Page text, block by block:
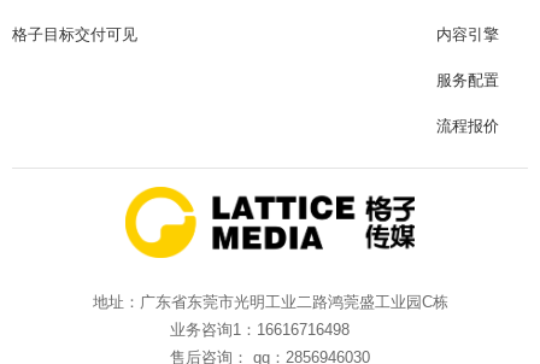
格子目标交付可见 内容引擎
服务配置
流程报价
地址：广东省东莞市光明工业二路鸿莞盛工业园C栋
业务咨询1：16616716498
售后咨询： qq：2856946030